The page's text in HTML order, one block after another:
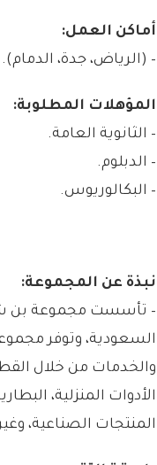
أماكن العمل:
– (الرياض، جدة، الدمام).
المؤهلات المطلوبة:
– الثانوية العامة.
– الدبلوم.
– البكالوريوس.
نبذة عن المجموعة:
السعودية، وتوفر
والخدمات من خلال
الأدوات المنزلية،
المنتجات الصناعية،